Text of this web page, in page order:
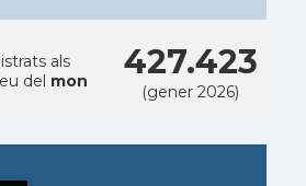
als
del mon 427.423
(gener 2026)